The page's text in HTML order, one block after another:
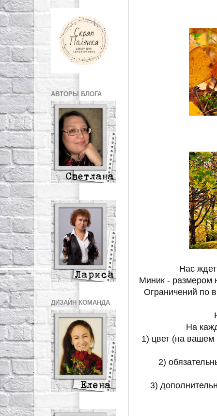
Нас
Миник - размером
Ограничений по
На
1) цвет (на вашем
2)
3)
АВТОРЫ БЛОГА
ДИЗАЙН КОМАНДА